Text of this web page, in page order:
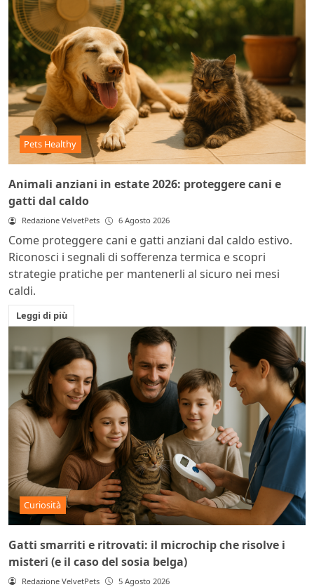
Pets Healthy
Animali anziani in estate 2026: proteggere cani e
gatti dal caldo
Redazione VelvetPets 6 Agosto 2026
Come proteggere cani e gatti anziani dal caldo estivo.
Riconosci i segnali di sofferenza termica e scopri
strategie pratiche per mantenerli al sicuro nei mesi
caldi.
Leggi di più
Curiosità
Gatti smarriti e ritrovati: il microchip che risolve i
misteri (e il caso del sosia belga)
Redazione VelvetPets 5 Agosto 2026